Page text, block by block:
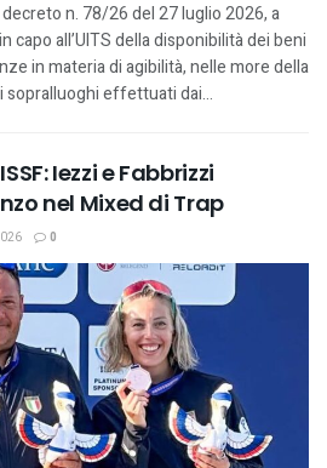
n. 78/26 del 27 luglio 2026, a
all’UITS della disponibilità dei beni
in materia di agibilità, nelle more della
sopralluoghi effettuati dai...
Iezzi e Fabbrizzi
nel Mixed di Trap
0